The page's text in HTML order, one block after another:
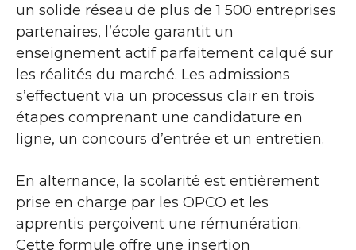
un solide réseau de plus de 1 500 entreprises
partenaires, l’école garantit un
enseignement actif parfaitement calqué sur
les réalités du marché. Les admissions
s’effectuent via un processus clair en trois
étapes comprenant une candidature en
ligne, un concours d’entrée et un entretien.
En alternance, la scolarité est entièrement
prise en charge par les OPCO et les
apprentis perçoivent une rémunération.
Cette formule offre une insertion